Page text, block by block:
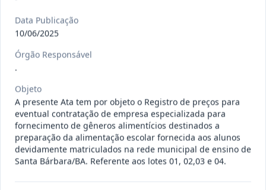
009/2026
014/2026
-
A presente Ata tem por objeto o
Registro de preços para even...
Situação: Concluído Data:06/08/2026 Ver detalhes
Data Publicação
10/06/2025
Órgão Responsável
.
Objeto
A presente Ata tem por objeto o Registro de preços para
eventual contratação de empresa especializada para
fornecimento de gêneros alimentícios destinados a
preparação da alimentação escolar fornecida aos alunos
devidamente matriculados na rede municipal de ensino de
Santa Bárbara/BA. Referente aos lotes 01, 02,03 e 04.